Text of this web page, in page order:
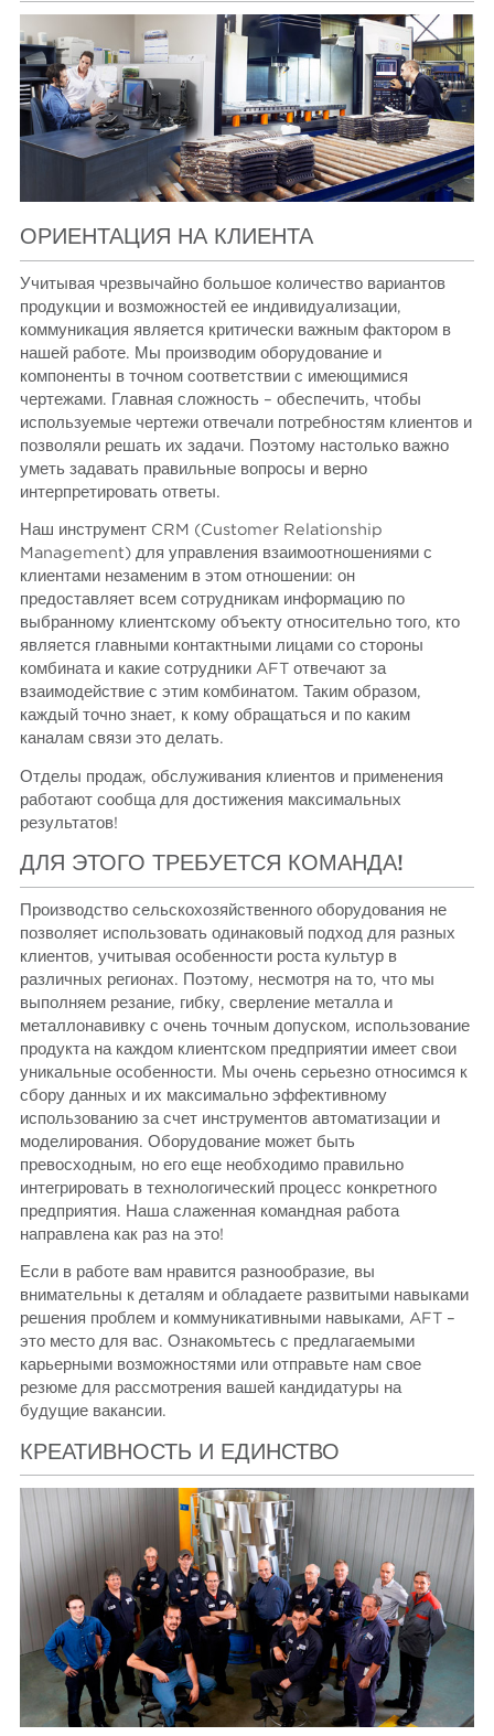
ОРИЕНТАЦИЯ НА КЛИЕНТА
Учитывая чрезвычайно большое количество вариантов
продукции и возможностей ее индивидуализации,
коммуникация является критически важным фактором в
нашей работе. Мы производим оборудование и
компоненты в точном соответствии с имеющимися
чертежами. Главная сложность – обеспечить, чтобы
используемые чертежи отвечали потребностям клиентов и
позволяли решать их задачи. Поэтому настолько важно
уметь задавать правильные вопросы и верно
интерпретировать ответы.
Наш инструмент CRM (Customer Relationship
Management) для управления взаимоотношениями с
клиентами незаменим в этом отношении: он
предоставляет всем сотрудникам информацию по
выбранному клиентскому объекту относительно того, кто
является главными контактными лицами со стороны
комбината и какие сотрудники AFT отвечают за
взаимодействие с этим комбинатом. Таким образом,
каждый точно знает, к кому обращаться и по каким
каналам связи это делать.
Отделы продаж, обслуживания клиентов и применения
работают сообща для достижения максимальных
результатов!
ДЛЯ ЭТОГО ТРЕБУЕТСЯ КОМАНДА!
Производство сельскохозяйственного оборудования не
позволяет использовать одинаковый подход для разных
клиентов, учитывая особенности роста культур в
различных регионах. Поэтому, несмотря на то, что мы
выполняем резание, гибку, сверление металла и
металлонавивку с очень точным допуском, использование
продукта на каждом клиентском предприятии имеет свои
уникальные особенности. Мы очень серьезно относимся к
сбору данных и их максимально эффективному
использованию за счет инструментов автоматизации и
моделирования. Оборудование может быть
превосходным, но его еще необходимо правильно
интегрировать в технологический процесс конкретного
предприятия. Наша слаженная командная работа
направлена как раз на это!
Если в работе вам нравится разнообразие, вы
внимательны к деталям и обладаете развитыми навыками
решения проблем и коммуникативными навыками, AFT –
это место для вас. Ознакомьтесь с предлагаемыми
карьерными возможностями или отправьте нам свое
резюме для рассмотрения вашей кандидатуры на
будущие вакансии.
КРЕАТИВНОСТЬ И ЕДИНСТВО